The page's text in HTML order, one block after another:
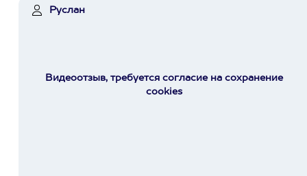
Руслан
Видеоотзыв, требуется согласие на сохранение
cookies